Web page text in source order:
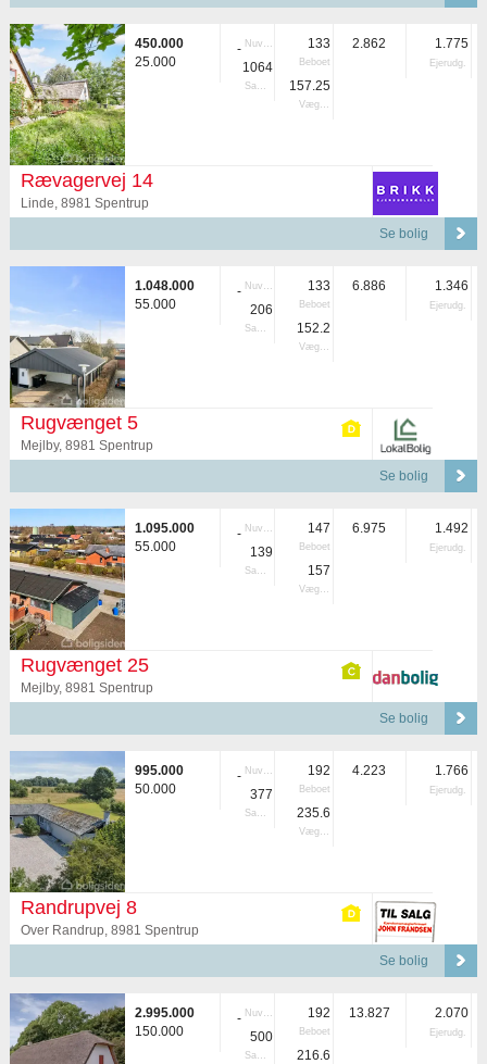
450.000
25.000
- Nuvær.
1064
Samlet
133
Beboet
157.25
Vægtet
2.862 1.775
Ejerudg.
Rævagervej 14
Linde, 8981 Spentrup
Se bolig
1.048.000
55.000
- Nuvær.
206
Samlet
133
Beboet
152.2
Vægtet
6.886 1.346
Ejerudg.
Rugvænget 5
Mejlby, 8981 Spentrup
Se bolig
1.095.000
55.000
- Nuvær.
139
Samlet
147
Beboet
157
Vægtet
6.975 1.492
Ejerudg.
Rugvænget 25
Mejlby, 8981 Spentrup
Se bolig
995.000
50.000
- Nuvær.
377
Samlet
192
Beboet
235.6
Vægtet
4.223 1.766
Ejerudg.
Randrupvej 8
Over Randrup, 8981 Spentrup
Se bolig
2.995.000
150.000
- Nuvær.
500
Samlet
192
Beboet
216.6
13.827 2.070
Ejerudg.